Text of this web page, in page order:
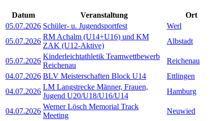
Datum Veranstaltung
Ort
05.07.2026 Schüler- u. Jugendsportfest
Werl
05.07.2026
RM Achalm (U14+U16) und KM
ZAK (U12-Aktive)
Albstadt
05.07.2026
Kinderleichtathletik Teamwettbewerb
Reichenau
Reichenau
04.07.2026 BLV Meisterschaften Block U14
Ettlingen
04.07.2026
LM Langstrecke Männer, Frauen,
Jugend U20/U18/U16/U14
Hamburg
04.07.2026
Werner Lösch Memorial Track
Meeting
Neuwied